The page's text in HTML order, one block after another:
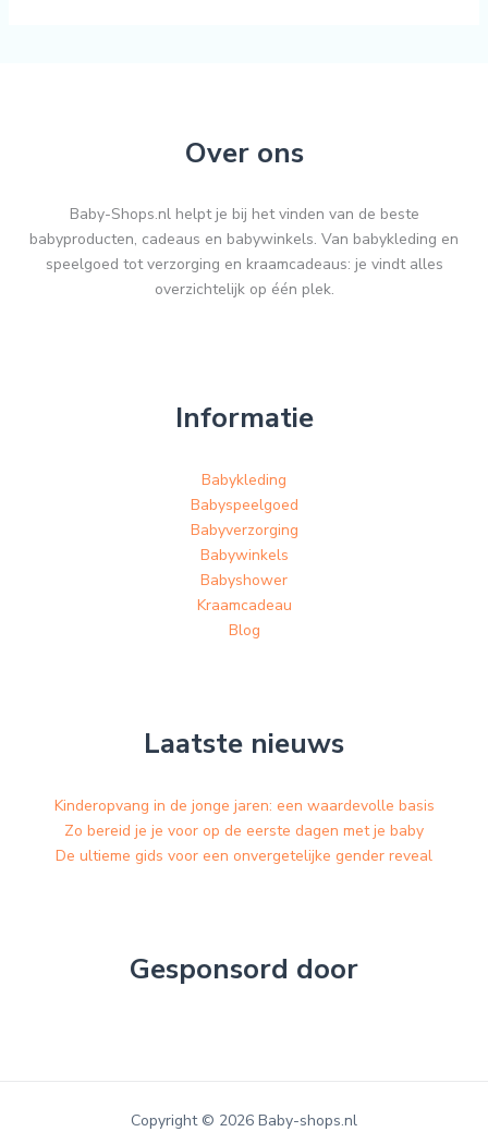
Over ons
Baby-Shops.nl helpt je bij het vinden van de beste
babyproducten, cadeaus en babywinkels. Van babykleding en
speelgoed tot verzorging en kraamcadeaus: je vindt alles
overzichtelijk op één plek.
Informatie
Babykleding
Babyspeelgoed
Babyverzorging
Babywinkels
Babyshower
Kraamcadeau
Blog
Laatste nieuws
Kinderopvang in de jonge jaren: een waardevolle basis
Zo bereid je je voor op de eerste dagen met je baby
De ultieme gids voor een onvergetelijke gender reveal
Gesponsord door
Copyright © 2026 Baby-shops.nl